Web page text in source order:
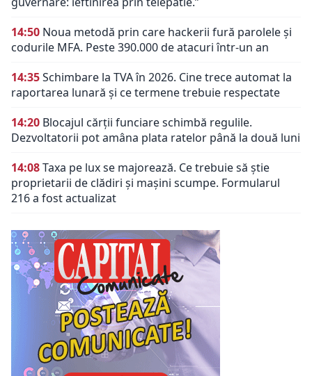
14:50 Noua metodă prin care hackerii fură parolele și
codurile MFA. Peste 390.000 de atacuri într-un an
14:35Schimbare la TVA în 2026. Cine trece automat la
raportarea lunară și ce termene trebuie respectate
14:20 Blocajul cărții funciare schimbă regulile.
Dezvoltatorii pot amâna plata ratelor până la două luni
14:08Taxa pe lux se majorează. Ce trebuie să știe
proprietarii de clădiri și mașini scumpe. Formularul
216 a fost actualizat